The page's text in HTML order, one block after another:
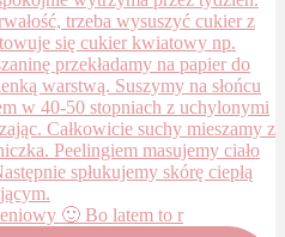
🙂 Bo latem to r